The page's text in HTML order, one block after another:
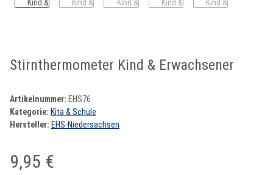
Stirnthermometer Kind & Erwachsener
Artikelnummer: EHS76
Kategorie: Kita & Schule
Hersteller: EHS-Niedersachsen
9,95 €